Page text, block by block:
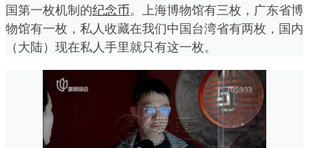
国第一枚机制的纪念币。上海博物馆有三枚，广东省博
物馆有一枚，私人收藏在我们中国台湾省有两枚，国内
（大陆）现在私人手里就只有这一枚。